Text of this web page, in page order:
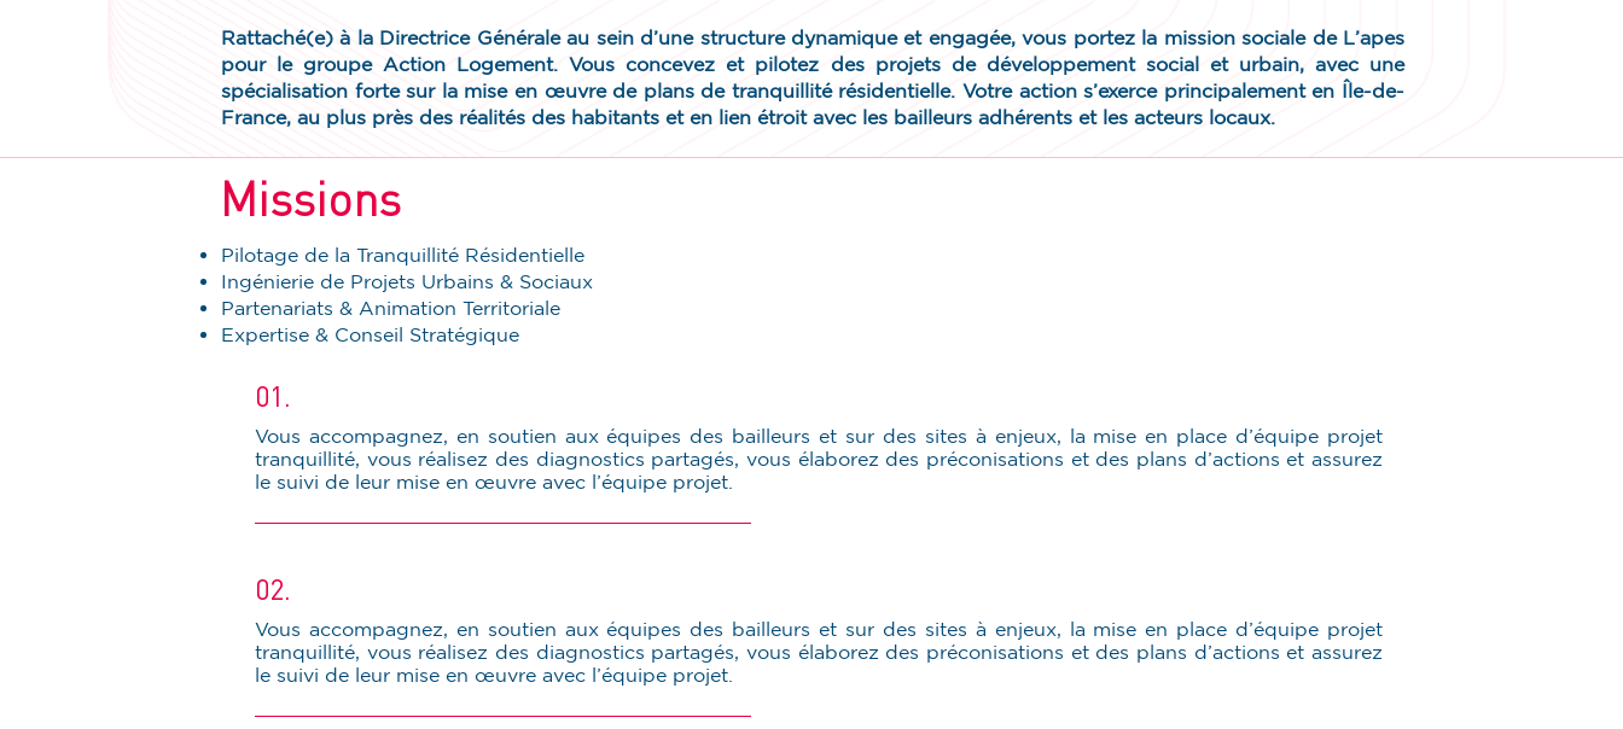
Rattaché(e) à la Directrice Générale au sein d’une structure dynamique et engagée, vous portez la mission sociale de L’apes
pour le groupe Action Logement. Vous concevez et pilotez des projets de développement social et urbain, avec une
spécialisation forte sur la mise en œuvre de plans de tranquillité résidentielle. Votre action s’exerce principalement en Île-de-
France, au plus près des réalités des habitants et en lien étroit avec les bailleurs adhérents et les acteurs locaux.
Missions
Pilotage de la Tranquillité Résidentielle
Ingénierie de Projets Urbains & Sociaux
Partenariats & Animation Territoriale
Expertise & Conseil Stratégique
01.
Vous accompagnez, en soutien aux équipes des bailleurs et sur des sites à enjeux, la mise en place d’équipe projet
tranquillité, vous réalisez des diagnostics partagés, vous élaborez des préconisations et des plans d’actions et assurez
le suivi de leur mise en œuvre avec l’équipe projet.
02.
Vous accompagnez, en soutien aux équipes des bailleurs et sur des sites à enjeux, la mise en place d’équipe projet
tranquillité, vous réalisez des diagnostics partagés, vous élaborez des préconisations et des plans d’actions et assurez
le suivi de leur mise en œuvre avec l’équipe projet.